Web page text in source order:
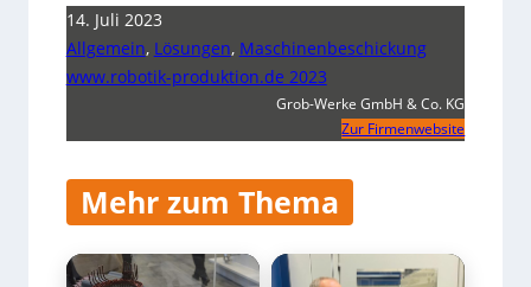
14. Juli 2023
Allgemein, Lösungen, Maschinenbeschickung
www.robotik-produktion.de 2023
Grob-Werke GmbH & Co. KG
Zur Firmenwebsite
Mehr zum Thema